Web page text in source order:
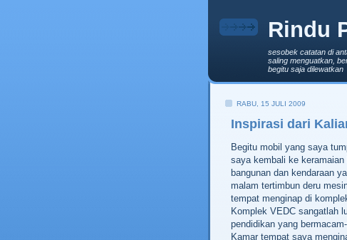
Rindu
sesobek catatan di
saling menguatkan,
begitu saja dilewatkan
RABU, 15 JULI 2009
Inspirasi dari
Begitu mobil yang saya
saya kembali ke keramaian
bangunan dan kendaraan
malam tertimbun deru
tempat menginap di
Komplek VEDC sangatlah
pendidikan yang
Kamar tempat saya